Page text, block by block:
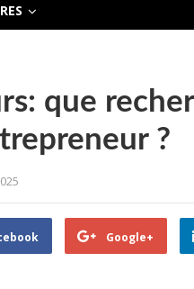
que
?
Google+